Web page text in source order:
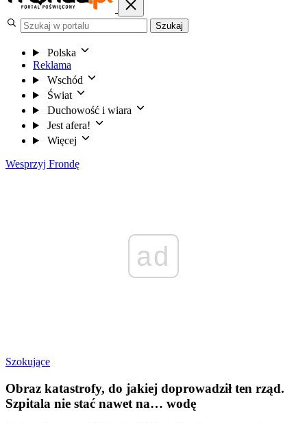
Szukaj
Polska
Reklama
Wschód
Świat
Duchowość i wiara
Jest afera!
Więcej
Wesprzyj Frondę
ad
Szokujące
Obraz katastrofy, do jakiej doprowadził ten rząd.
Szpitala nie stać nawet na… wodę